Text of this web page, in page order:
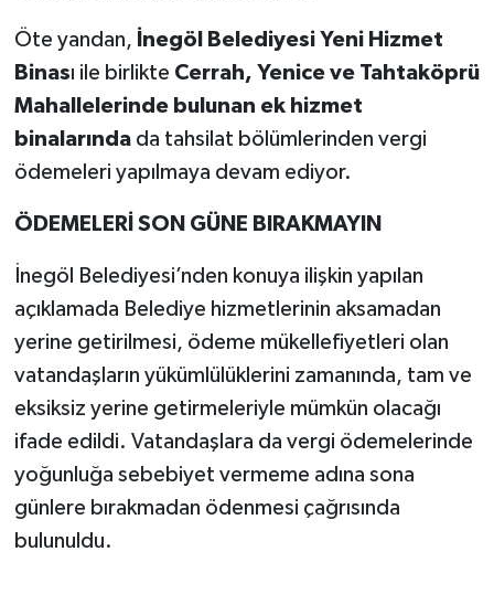
Öte yandan, İnegöl Belediyesi Yeni Hizmet
Binası ile birlikte Cerrah, Yenice ve Tahtaköprü
Mahallelerinde bulunan ek hizmet
binalarındada tahsilat bölümlerinden vergi
ödemeleri yapılmaya devam ediyor.
ÖDEMELERİ SON GÜNE BIRAKMAYIN
İnegöl Belediyesi’nden konuya ilişkin yapılan
açıklamada Belediye hizmetlerinin aksamadan
yerine getirilmesi, ödeme mükellefiyetleri olan
vatandaşların yükümlülüklerini zamanında, tam ve
eksiksiz yerine getirmeleriyle mümkün olacağı
ifade edildi. Vatandaşlara da vergi ödemelerinde
yoğunluğa sebebiyet vermeme adına sona
günlere bırakmadan ödenmesi çağrısında
bulunuldu.